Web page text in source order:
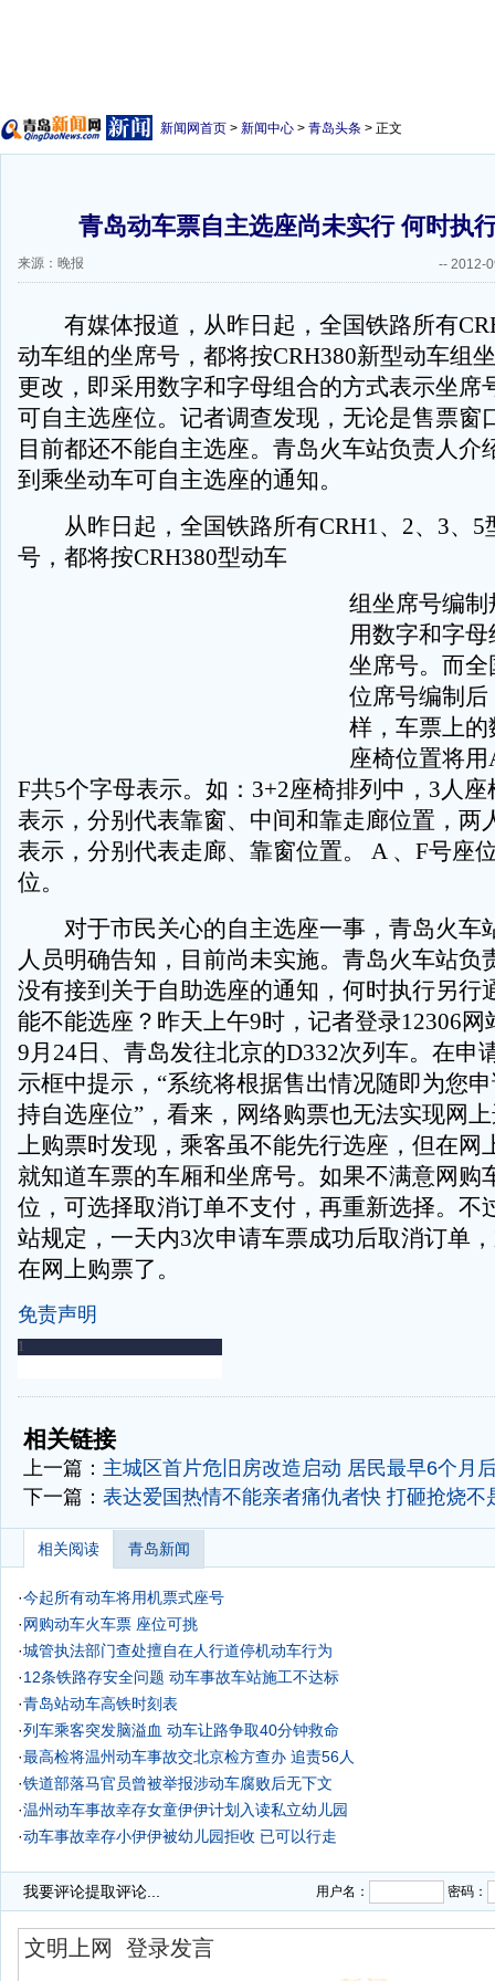
新闻网首页 > 新闻中心 > 青岛头条 > 正文
青岛动车票自主选座尚未实行 何时执
来源：晚报 -- 2012-
有媒体报道，从昨日起，全国铁路所有
动车组的坐席号，都将按CRH380新型动车组
更改，即采用数字和字母组合的方式表示坐席
可自主选座位。记者调查发现，无论是售票窗
目前都还不能自主选座。青岛火车站负责人介
到乘坐动车可自主选座的通知。
从昨日起，全国铁路所有CRH1、2、3、5
号，都将按CRH380型动车
组坐席号编
用数字和字
坐席号。而
位席号编制
样，车票上
座椅位置将
F共5个字母表示。如：3+2座椅排列中，3人
表示，分别代表靠窗、中间和靠走廊位置，两
表示，分别代表走廊、靠窗位置。 A 、F号座
位。
对于市民关心的自主选座一事，青岛火车
人员明确告知，目前尚未实施。青岛火车站负
没有接到关于自助选座的通知，何时执行另行
能不能选座？昨天上午9时，记者登录12306网
9月24日、青岛发往北京的D332次列车。在申
示框中提示，“系统将根据售出情况随即为您
持自选座位”，看来，网络购票也无法实现网
上购票时发现，乘客虽不能先行选座，但在网
就知道车票的车厢和坐席号。如果不满意网购
位，可选择取消订单不支付，再重新选择。不
站规定，一天内3次申请车票成功后取消订单
在网上购票了。
免责声明
-
相关链接
上一篇： 主城区首片危旧房改造启动 居民最早6个月
下一篇： 表达爱国热情不能亲者痛仇者快 打砸抢烧不
相关阅读 青岛新闻
·今起所有动车将用机票式座号
·网购动车火车票 座位可挑
·城管执法部门查处擅自在人行道停机动车行为
·12条铁路存安全问题 动车事故车站施工不达标
·青岛站动车高铁时刻表
·列车乘客突发脑溢血 动车让路争取40分钟救命
·最高检将温州动车事故交北京检方查办 追责56人
·铁道部落马官员曾被举报涉动车腐败后无下文
·温州动车事故幸存女童伊伊计划入读私立幼儿园
·动车事故幸存小伊伊被幼儿园拒收 已可以行走
我要评论提取评论... 用户名： 密码：